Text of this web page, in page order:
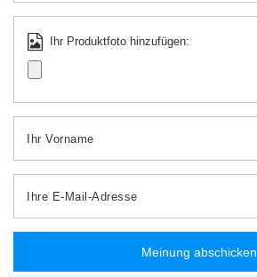
Ihr Produktfoto hinzufügen:
Ihr Vorname
Ihre E-Mail-Adresse
Meinung abschicken